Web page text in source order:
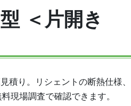
＜片開き
り。リシェントの断熱仕様、
現場調査で確認できます。